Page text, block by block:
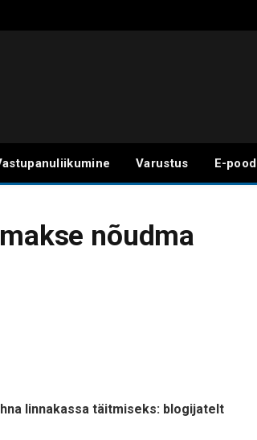
Varustus E-pood
nõudma
linnakassa täitmiseks: blogijatelt